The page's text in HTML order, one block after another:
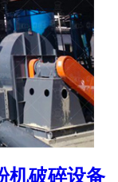
机破碎设备